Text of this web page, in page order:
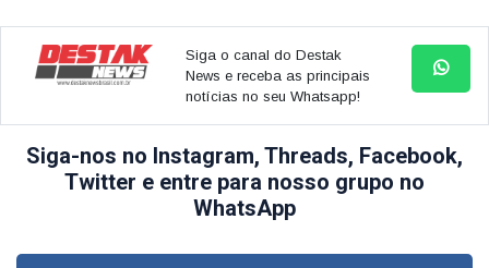
Siga o canal do Destak
News e receba as principais
notícias no seu Whatsapp!
Siga-nos no Instagram, Threads, Facebook,
Twitter e entre para nosso grupo no
WhatsApp